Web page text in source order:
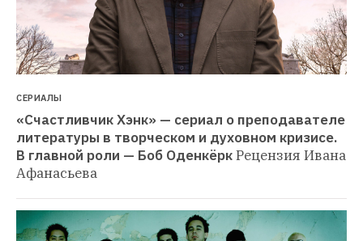
СЕРИАЛЫ
«Счастливчик Хэнк» — сериал о преподавателе
литературы в творческом и духовном кризисе.
В главной роли — Боб ОденкёркРецензия Ивана
Афанасьева